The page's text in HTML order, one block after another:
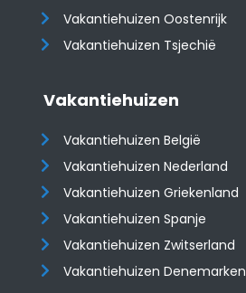
​​​​​​​Vakantiehuizen Oostenrijk
Vakantiehuizen Tsjechië
Vakantiehuizen
Vakantiehuizen België
Vakantiehuizen Nederland
Vakantiehuizen Griekenland
Vakantiehuizen Spanje
​​​​​​​Vakantiehuizen Zwitserland
Vakantiehuizen Denemarken